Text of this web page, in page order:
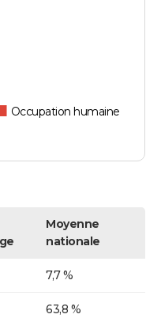
Occupation humaine
Moyenne
nationale
7,7 %
63,8 %